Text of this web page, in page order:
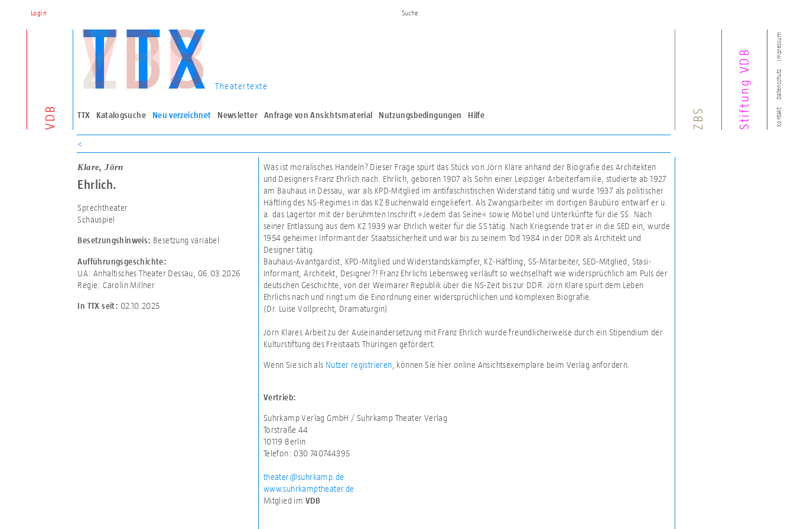
Kontakt
Datenschutz
Impressum
VDB
Theatertexte
TTX Katalogsuche Neu verzeichnet Newsletter Anfrage von Ansichtsmaterial Nutzungsbedingungen Hilfe ZBS Stiftung VDB
Login
<
Klare, Jörn
Ehrlich.
Sprechtheater
Schauspiel
Besetzungshinweis: Besetzung variabel
Aufführungsgeschichte:
UA: Anhaltisches Theater Dessau, 06.03.2026
Regie: Carolin Millner
In TTX seit: 02.10.2025
Was ist moralisches Handeln? Dieser Frage spürt das Stück von Jörn Klare anhand der Biografie des Architekten
und Designers Franz Ehrlich nach. Ehrlich, geboren 1907 als Sohn einer Leipziger Arbeiterfamilie, studierte ab 1927
am Bauhaus in Dessau, war als KPD-Mitglied im antifaschistischen Widerstand tätig und wurde 1937 als politischer
Häftling des NS-Regimes in das KZ Buchenwald eingeliefert. Als Zwangsarbeiter im dortigen Baubüro entwarf er u.
a. das Lagertor mit der berühmten Inschrift »Jedem das Seine« sowie Möbel und Unterkünfte für die SS. Nach
seiner Entlassung aus dem KZ 1939 war Ehrlich weiter für die SS tätig. Nach Kriegsende trat er in die SED ein, wurde
1954 geheimer Informant der Staatssicherheit und war bis zu seinem Tod 1984 in der DDR als Architekt und
Designer tätig.
Bauhaus-Avantgardist, KPD-Mitglied und Widerstandskämpfer, KZ-Häftling, SS-Mitarbeiter, SED-Mitglied, Stasi-
Informant, Architekt, Designer?! Franz Ehrlichs Lebensweg verläuft so wechselhaft wie widersprüchlich am Puls der
deutschen Geschichte, von der Weimarer Republik über die NS-Zeit bis zur DDR. Jörn Klare spürt dem Leben
Ehrlichs nach und ringt um die Einordnung einer widersprüchlichen und komplexen Biografie.
(Dr. Luise Vollprecht, Dramaturgin)
Jörn Klares Arbeit zu der Auseinandersetzung mit Franz Ehrlich wurde freundlicherweise durch ein Stipendium der
Kulturstiftung des Freistaats Thüringen gefördert.
Wenn Sie sich als Nutzer registrieren , können Sie hier online Ansichtsexemplare beim Verlag anfordern.
Vertrieb:
Suhrkamp Verlag GmbH / Suhrkamp Theater Verlag
Torstraße 44
10119 Berlin
Telefon: 030 740744395
theater@suhrkamp.de
www.suhrkamptheater.de
Mitglied im VDB